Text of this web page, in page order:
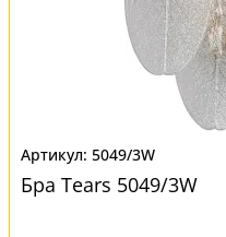
5049/3W
Бра Tears 5049/3W